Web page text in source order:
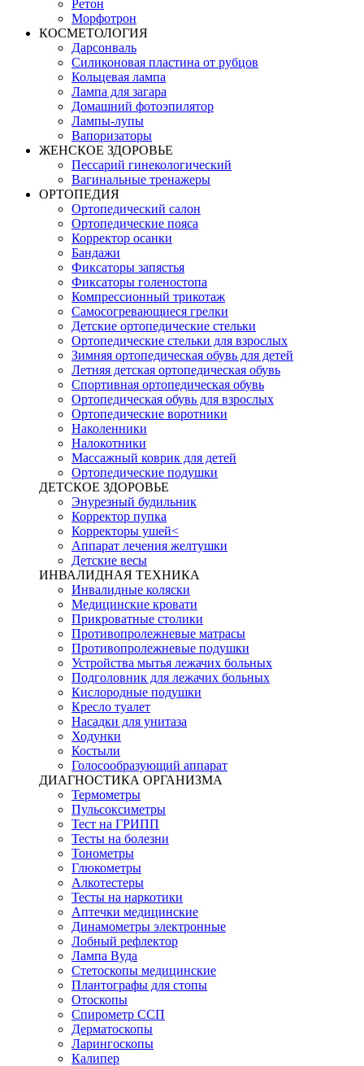
Ретон
Морфотрон
КОСМЕТОЛОГИЯ
Дарсонваль
Силиконовая пластина от рубцов
Кольцевая лампа
Лампа для загара
Домашний фотоэпилятор
Лампы-лупы
Вапоризаторы
ЖЕНСКОЕ ЗДОРОВЬЕ
Пессарий гинекологический
Вагинальные тренажеры
ОРТОПЕДИЯ
Ортопедический салон
Ортопедические пояса
Корректор осанки
Бандажи
Фиксаторы запястья
Фиксаторы голеностопа
Компрессионный трикотаж
Самосогревающиеся грелки
Детские ортопедические стельки
Ортопедические стельки для взрослых
Зимняя ортопедическая обувь для детей
Летняя детская ортопедическая обувь
Спортивная ортопедическая обувь
Ортопедическая обувь для взрослых
Ортопедические воротники
Наколенники
Налокотники
Массажный коврик для детей
Ортопедические подушки
ДЕТСКОЕ ЗДОРОВЬЕ
Энурезный будильник
Корректор пупка
Корректоры ушей<
Аппарат лечения желтушки
Детские весы
ИНВАЛИДНАЯ ТЕХНИКА
Инвалидные коляски
Медицинские кровати
Прикроватные столики
Противопролежневые матрасы
Противопролежневые подушки
Устройства мытья лежачих больных
Подголовник для лежачих больных
Кислородные подушки
Кресло туалет
Насадки для унитаза
Ходунки
Костыли
Голосообразующий аппарат
ДИАГНОСТИКА ОРГАНИЗМА
Термометры
Пульсоксиметры
Тест на ГРИПП
Тесты на болезни
Тонометры
Глюкометры
Алкотестеры
Тесты на наркотики
Аптечки медицинские
Динамометры электронные
Лобный рефлектор
Лампа Вуда
Стетоскопы медицинские
Плантографы для стопы
Отоскопы
Спирометр ССП
Дерматоскопы
Ларингоскопы
Калипер